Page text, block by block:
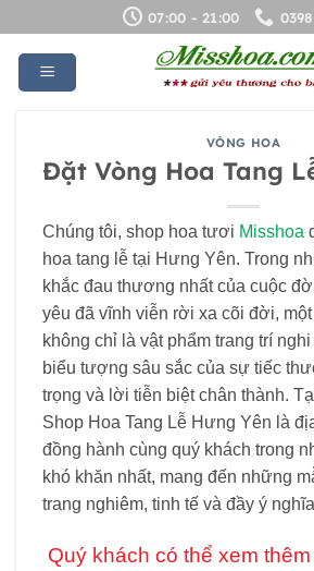
qua
dung
07:00 - 21:00
VÒNG HOA
Đặt Vòng Hoa Tang
Chúng tôi, shop hoa tươi Misshoa
hoa tang lễ tại Hưng Yên. Trong
khắc đau thương nhất của cuộc
yêu đã vĩnh viễn rời xa cõi đời,
không chỉ là vật phẩm trang trí
biểu tượng sâu sắc của sự tiếc
trọng và lời tiễn biệt chân thành.
Shop Hoa Tang Lễ Hưng Yên là
đồng hành cùng quý khách trong
khó khăn nhất, mang đến những
trang nghiêm, tinh tế và đầy ý
Quý khách có thể xem